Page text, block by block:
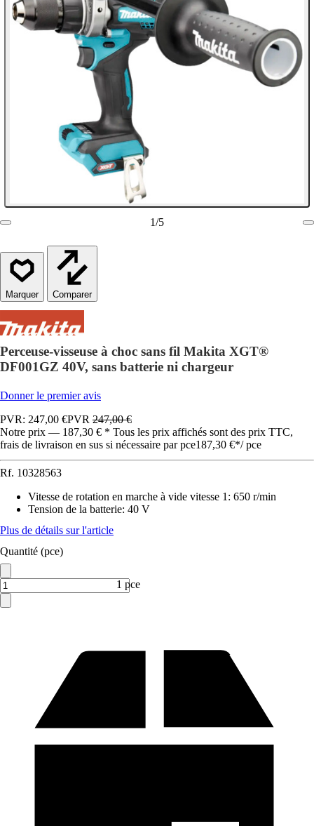
1/5
Comparer
Perceuse-visseuse à choc sans fil Makita XGT®
DF001GZ 40V, sans batterie ni chargeur
Donner le premier avis
PVR: 247,00 €PVR 247,00 €
Notre prix — 187,30 € * Tous les prix affichés sont des prix TTC,
frais de livraison en sus si nécessaire par pce187,30 €*/ pce
Rf. 10328563
Vitesse de rotation en marche à vide vitesse 1 : 650 r/min
Tension de la batterie: 40 V
Plus de détails sur l'article
Quantité (pce)
1 pce